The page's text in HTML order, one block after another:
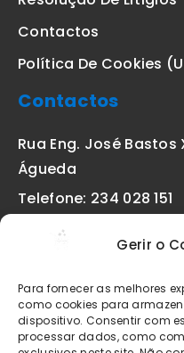
Gerir o
Para fornecer as melhores
como cookies para
dispositivo. Consentir com
processar dados, como
Contactos
Política De Cookies
Contactos
Rua Eng. José Bastos
Águeda
Telefone: 234 028 151
Os preços indicados